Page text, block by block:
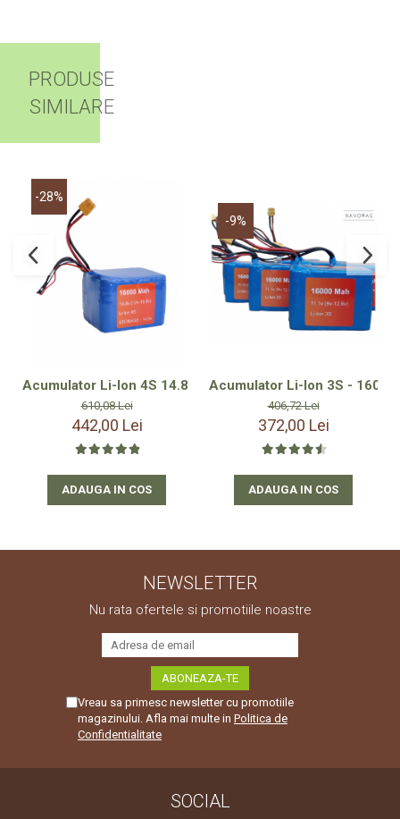
PRODUSE
SIMILARE
-28%
Acumulator Li-Ion 4S 14.8 V 16000 mAh – Ideal pentru
610,08 Lei
442,00 Lei
ADAUGA IN COS
-9%
Acumulator Li-Ion 3S -
406,72 Lei
372,00 Lei
ADAUGA IN COS
NEWSLETTER
Nu rata ofertele si promotiile noastre
Vreau sa primesc newsletter cu promotiile
magazinului. Afla mai multe in Politica de
Confidentialitate
SOCIAL